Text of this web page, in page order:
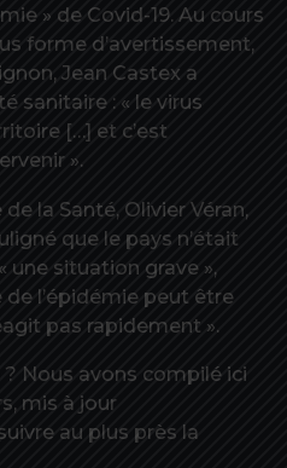
» de Covid-19. Au cours
forme d’avertissement,
Jean Castex a
sanitaire : « le virus
[…] et c’est
».
la Santé, Olivier Véran,
que le pays n’était
une situation grave »,
l’épidémie peut être
pas rapidement ».
? Nous avons compilé ici
mis à jour
au plus près la